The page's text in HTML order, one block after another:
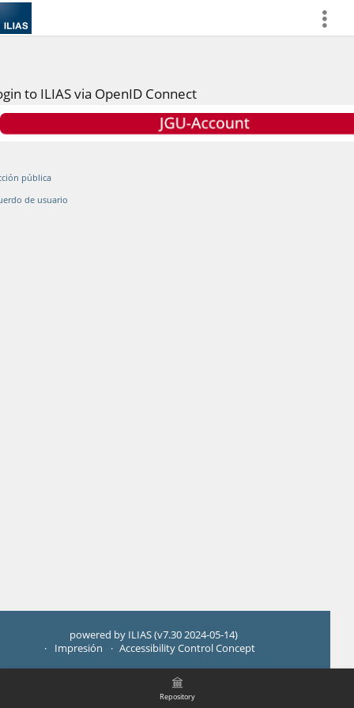
more
Repository
to ILIAS via OpenID Connect
pública
de usuario
powered by ILIAS (v7.30 2024-05-14)
Impresión
Accessibility Control Concept